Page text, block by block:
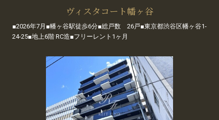
ヴィスタコート幡ヶ谷
■2026年7月■幡ヶ谷駅徒歩6分■総戸数 26戸■東京都渋谷区幡ヶ谷1-
24-25■地上6階 RC造■フリーレント1ヶ月